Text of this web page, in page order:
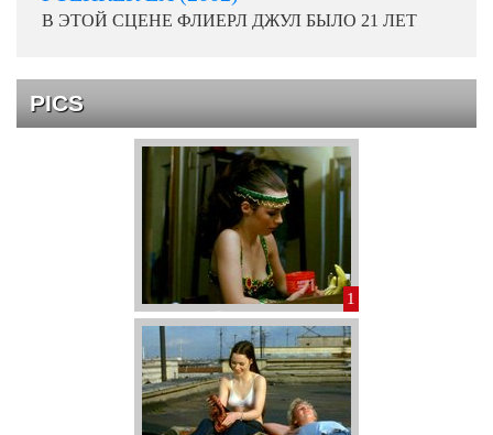
В ЭТОЙ СЦЕНЕ ФЛИЕРЛ ДЖУЛ БЫЛО 21 ЛЕТ
PICS
1